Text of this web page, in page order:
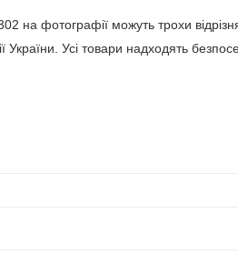
на фотографії можуть трохи
Усі товари надходять